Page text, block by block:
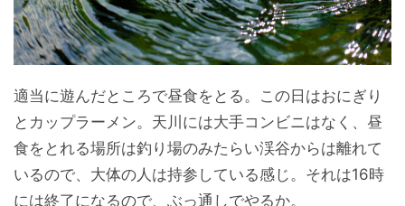
適当に遊んだところで昼食をとる。この日はおにぎり
とカップラーメン。天川には大手コンビニはなく、昼
食をとれる場所は釣り場のみたらい渓谷からは離れて
いるので、大体の人は持参している感じ。それは16時
には終了になるので、ぶっ通しでやるか。